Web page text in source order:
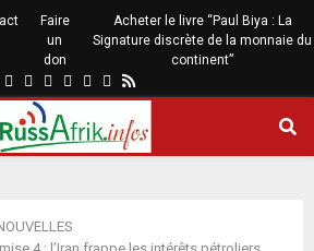
Faire
un
don
Acheter le livre “Paul Biya : La
Signature discrète de la monnaie du
continent”